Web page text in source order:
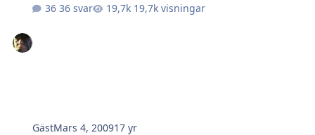
36 svar
19,7k visningar
GästMars 4, 200917 yr